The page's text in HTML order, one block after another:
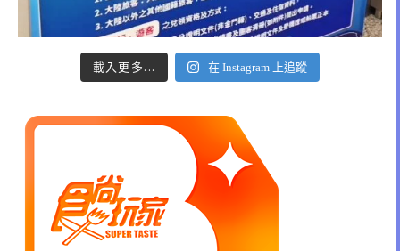
載入更多... 在 Instagram 上追蹤